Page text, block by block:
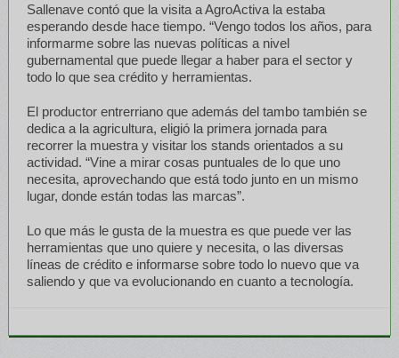
Sallenave contó que la visita a AgroActiva la estaba
esperando desde hace tiempo. “Vengo todos los años, para
informarme sobre las nuevas políticas a nivel
gubernamental que puede llegar a haber para el sector y
todo lo que sea crédito y herramientas.
El productor entrerriano que además del tambo también se
dedica a la agricultura, eligió la primera jornada para
recorrer la muestra y visitar los stands orientados a su
actividad. “Vine a mirar cosas puntuales de lo que uno
necesita, aprovechando que está todo junto en un mismo
lugar, donde están todas las marcas”.
Lo que más le gusta de la muestra es que puede ver las
herramientas que uno quiere y necesita, o las diversas
líneas de crédito e informarse sobre todo lo nuevo que va
saliendo y que va evolucionando en cuanto a tecnología.